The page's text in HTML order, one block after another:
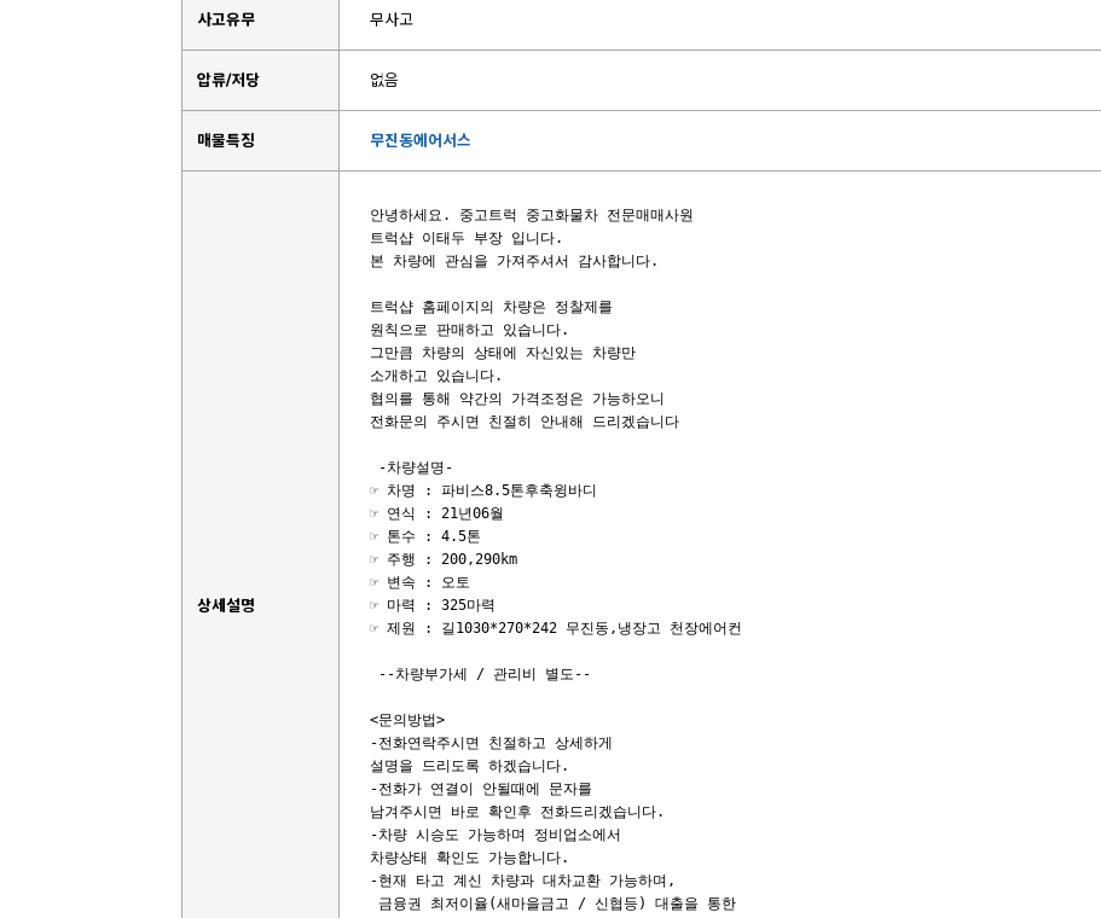
사고유무 무사고
압류/저당 없음
매물특징 무진동에어서스
상세설명
안녕하세요. 중고트럭 중고화물차 전문매매사원
트럭샵 이태두 부장 입니다.
본 차량에 관심을 가져주셔서 감사합니다.
트럭샵 홈페이지의 차량은 정찰제를
원칙으로 판매하고 있습니다.
그만큼 차량의 상태에 자신있는 차량만
소개하고 있습니다.
협의를 통해 약간의 가격조정은 가능하오니
전화문의 주시면 친절히 안내해 드리겠습니다
-차량설명-
☞ 차명 : 파비스8.5톤후축윙바디
☞ 연식 : 21년06월
☞ 톤수 : 4.5톤
☞ 주행 : 200,290km
☞ 변속 : 오토
☞ 마력 : 325마력
☞ 제원 : 길1030*270*242 무진동,냉장고 천장에어컨
--차량부가세 / 관리비 별도--
<문의방법>
-전화연락주시면 친절하고 상세하게
설명을 드리도록 하겠습니다.
-전화가 연결이 안될때에 문자를
남겨주시면 바로 확인후 전화드리겠습니다.
-차량 시승도 가능하며 정비업소에서
차량상태 확인도 가능합니다.
-현재 타고 계신 차량과 대차교환 가능하며,
금융권 최저이율(새마을금고 / 신협등) 대출을 통한